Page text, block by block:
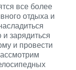
все более
отдыха и
зарядиться
и провести